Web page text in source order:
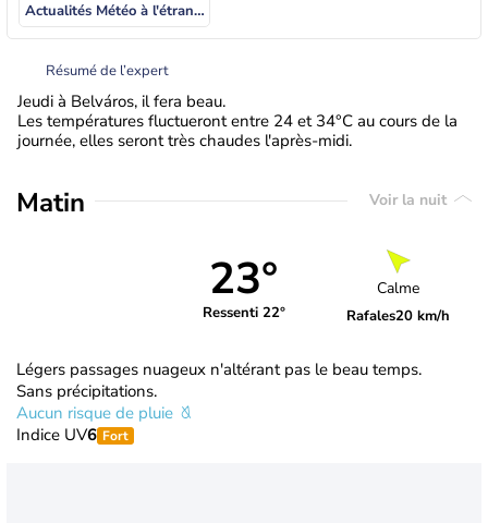
Actualités Météo à l'étranger
Résumé de l’expert
Jeudi à Belváros, il fera beau.
Les températures fluctueront entre 24 et 34°C au cours de la
journée, elles seront très chaudes l'après-midi.
Matin Voir la nuit
23°
Ressenti 22°
Calme
Rafales20 km/h
Légers passages nuageux n'altérant pas le beau temps.
Sans précipitations.
Aucun risque de pluie
Indice UV6 Fort